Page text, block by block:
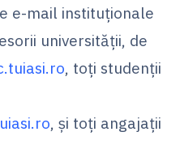
e-mail instituționale
universității, de
, toți studenții
, și toți angajații